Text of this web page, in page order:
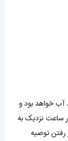
خواهد بود و
ساعت نزدیک به
رفتن توصیه